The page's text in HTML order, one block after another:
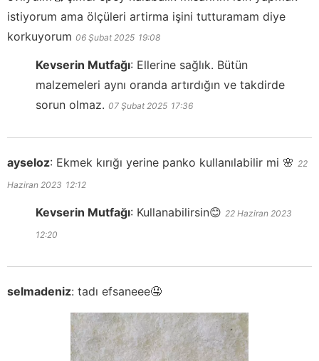
istiyorum ama ölçüleri artirma işini tutturamam diye
korkuyorum 06 Şubat 2025 19:08
Kevserin Mutfağı: Ellerine sağlık. Bütün
malzemeleri aynı oranda artırdığın ve takdirde
sorun olmaz. 07 Şubat 2025 17:36
ayseloz: Ekmek kırığı yerine panko kullanılabilir mi 🌸 22
Haziran 2023 12:12
Kevserin Mutfağı: Kullanabilirsin😊 22 Haziran 2023
12:20
selmadeniz: tadı efsaneee🤤